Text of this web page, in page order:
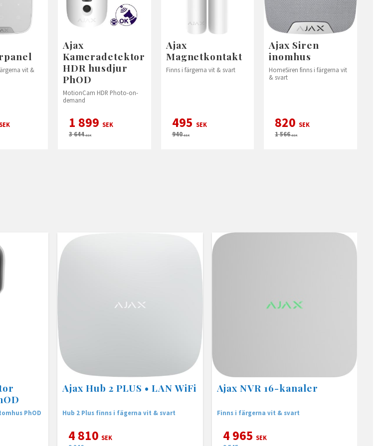
vit &
Ajax
Kameradetektor
HDR husdjur
PhOD
MotionCam HDR Photo-on-
demand
1 899 SEK
3 644SEK
Ajax
Magnetkontakt
Finns i färgerna vit & svart
495 SEK
940SEK
Ajax Siren
inomhus
HomeSiren finns i färgerna vit
& svart
820 SEK
1 566SEK
PhOD
Ajax Hub 2 PLUS • LAN WiFi
Hub 2 Plus finns i fägerna vit & svart
4 810 SEK
Ajax NVR 16-kanaler
Finns i färgerna vit & svart
4 965 SEK